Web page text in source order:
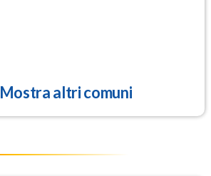
Mostra altri comuni